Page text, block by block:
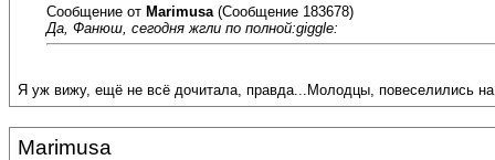
Сообщение от Marimusa (Сообщение 183678)
Да, Фанюш, сегодня жгли по полной:giggle:
Я уж вижу, ещё не всё дочитала, правда...Молодцы, повеселились
Marimusa